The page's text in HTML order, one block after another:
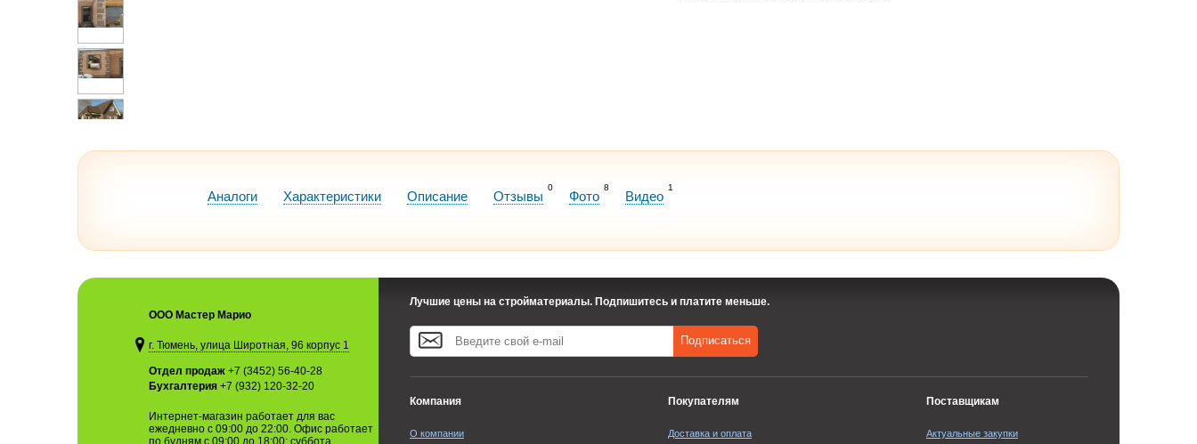
Аналоги Характеристики Описание Отзывы
0
Фото
8
Видео
1
ООО Мастер Марио
г. Тюмень, улица Широтная, 96 корпус 1
Отдел продаж +7 (3452) 56-40-28
Бухгалтерия +7 (932) 120-32-20
Интернет-магазин работает для вас
ежедневно с 09:00 до 22:00. Офис работает
по будням с 09:00 до 18:00; суббота,
Лучшие цены на стройматериалы. Подпишитесь и платите меньше.
Подписаться
Компания
О компании
Покупателям
Доставка и оплата
Поставщикам
Актуальные закупки